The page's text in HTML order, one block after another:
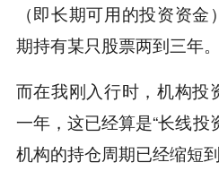
（即长期可用的投资资
期持有某只股票两到三年。
而在我刚入行时，机构投
一年，这已经算是“长线投
机构的持仓周期已经缩短